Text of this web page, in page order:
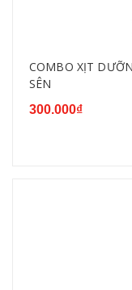
COMBO XỊT
SÊN
300.000₫